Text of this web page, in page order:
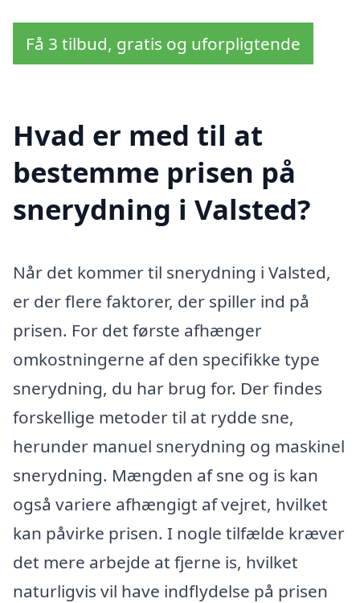
Få 3 tilbud, gratis og uforpligtende
Hvad er med til at
bestemme prisen på
snerydning i Valsted?
Når det kommer til snerydning i Valsted,
er der flere faktorer, der spiller ind på
prisen. For det første afhænger
omkostningerne af den specifikke type
snerydning, du har brug for. Der findes
forskellige metoder til at rydde sne,
herunder manuel snerydning og maskinel
snerydning. Mængden af sne og is kan
også variere afhængigt af vejret, hvilket
kan påvirke prisen. I nogle tilfælde kræver
det mere arbejde at fjerne is, hvilket
naturligvis vil have indflydelse på prisen